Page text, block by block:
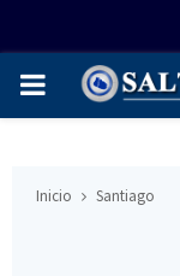
PRIMARY
Inicio Santiago